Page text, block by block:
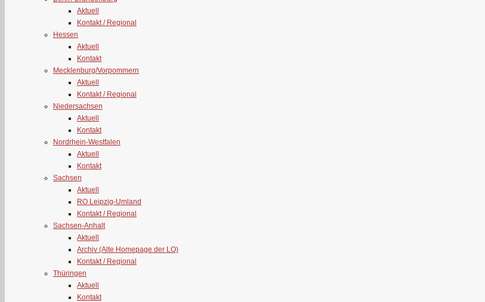
Aktuell
Kontakt / Regional
Hessen
Aktuell
Kontakt
Mecklenburg/Vorpommern
Aktuell
Kontakt / Regional
Niedersachsen
Aktuell
Kontakt
Nordrhein-Westfalen
Aktuell
Kontakt
Sachsen
Aktuell
RO Leipzig-Umland
Kontakt / Regional
Sachsen-Anhalt
Aktuell
Archiv (Alte Homepage der LO)
Kontakt / Regional
Thüringen
Aktuell
Kontakt